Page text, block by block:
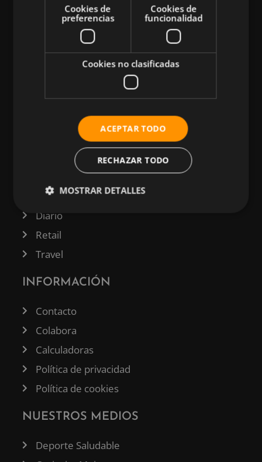
Atletismo
Musculación
Más Deportes
Tecnología
Diario
Retail
Travel
INFORMACIÓN
Contacto
Colabora
Calculadoras
Política de privacidad
Política de cookies
NUESTROS MEDIOS
Deporte Saludable
Cookies de
preferencias
Cookies de
funcionalidad
Cookies no clasificadas
ACEPTAR TODO
RECHAZAR TODO
MOSTRAR DETALLES